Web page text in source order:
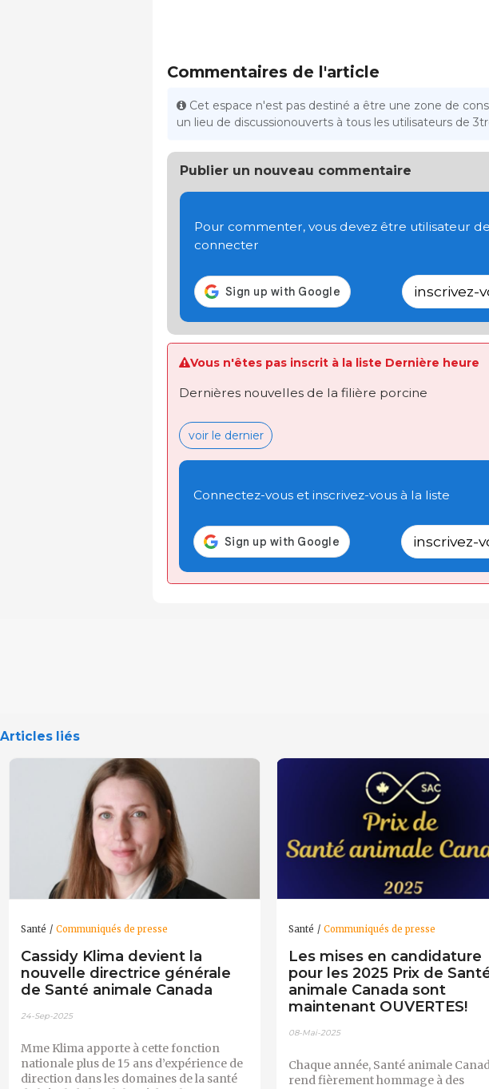
Commentaires de l'article
Cet espace n'est pas destiné a être une zone de
un lieu de discussionouverts à tous les utilisateurs de
Publier un nouveau commentaire
Pour commenter, vous devez être utilisateur
connecter
inscrivez-
Vous n'êtes pas inscrit à la liste Dernière heure
Dernières nouvelles de la filière porcine
voir le dernier
Connectez-vous et inscrivez-vous à la liste
inscrivez-
Articles liés
Santé Communiqués de presse
Cassidy Klima devient la
nouvelle directrice générale
de Santé animale Canada
24-Sep-2025
Mme Klima apporte à cette fonction
nationale plus de 15 ans d’expérience de
direction dans les domaines de la santé
Santé Communiqués de presse
Les mises en candidature
pour les 2025 Prix de
animale Canada sont
maintenant OUVERTES!
08-Mai-2025
Chaque année, Santé animale
rend fièrement hommage à des